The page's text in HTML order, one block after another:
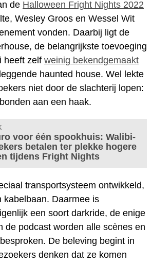
de Halloween Fright Nights 2022
Wesley Groos en Wessel Wit
vonden. Daarbij ligt de
de belangrijkste toevoeging
heeft zelf weinig bekendgemaakt
haunted house. Wel lekte
niet door de slachterij lopen:
aan een haak.
voor één spookhuis: Walibi-
betalen ter plekke hogere
tijdens Fright Nights
transportsysteem ontwikkeld,
kabelbaan. Daarmee is
een soort darkride, de enige
de podcast worden alle scènes en
De beleving begint in
denken dat ze komen